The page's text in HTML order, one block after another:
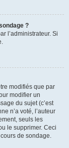
?
l’administrateur. Si
modifiés que par
modifier un
du sujet (c’est
n’a voté, l’auteur
seuls les
le supprimer. Ceci
de sondage.